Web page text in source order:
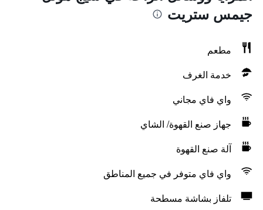
جيمس ستريت
مطعم
خدمة الغرف
واي فاي مجاني
جهاز صنع القهوة/ الشاي
آلة صنع القهوة
واي فاي متوفر في جميع المناطق
تلفاز بشاشة مسطحة